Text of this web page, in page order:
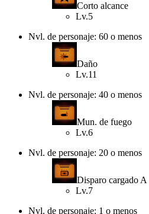
Corto alcance
Lv.5
Nvl. de personaje: 60 o menos
Daño
Lv.11
Nvl. de personaje: 40 o menos
Mun. de fuego
Lv.6
Nvl. de personaje: 20 o menos
Disparo cargado A
Lv.7
Nvl. de personaje: 1 o menos